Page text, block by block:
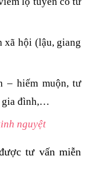
xã hội (lậu, giang
– hiếm muộn, tư
gia đình,…
nguyệt
tư vấn miễn